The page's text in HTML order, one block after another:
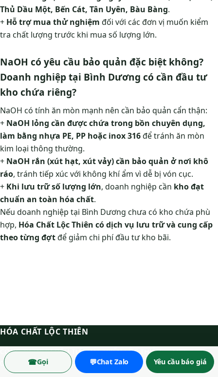
Thủ Dầu Một, Bến Cát, Tân Uyên, Bàu Bàng.
+ Hỗ trợ mua thử nghiệm đối với các đơn vị muốn kiểm
tra chất lượng trước khi mua số lượng lớn.
NaOH có yêu cầu bảo quản đặc biệt không?
Doanh nghiệp tại Bình Dương có cần đầu tư
kho chứa riêng?
NaOH có tính ăn mòn mạnh nên cần bảo quản cẩn thận:
+ NaOH lỏng cần được chứa trong bồn chuyên dụng,
làm bằng nhựa PE, PP hoặc inox 316để tránh ăn mòn
kim loại thông thường.
+ NaOH rắn (xút hạt, xút vảy) cần bảo quản ở nơi khô
ráo, tránh tiếp xúc với không khí ẩm vì dễ bị vón cục.
+ Khi lưu trữ số lượng lớn, doanh nghiệp cần kho đạt
chuẩn an toàn hóa chất.
Nếu doanh nghiệp tại Bình Dương chưa có kho chứa phù
hợp, Hóa Chất Lộc Thiên có dịch vụ lưu trữ và cung cấp
theo từng đợtđể giảm chi phí đầu tư kho bãi.
HÓA CHẤT LỘC THIÊN
CÔNG TY TNHH ĐẦU TƯ PHÁT TRIỂN LỘC THIÊN — MST
0313650856. Thành lập 2016.
☎Gọi 💬Chat Zalo Yêu cầu báo giá